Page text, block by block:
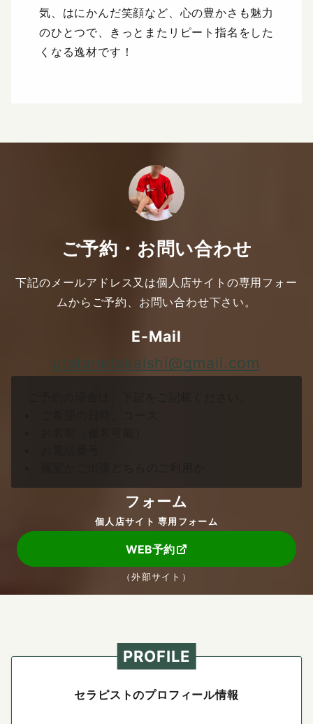
気、はにかんだ笑顔など、心の豊かさも魅力
のひとつで、きっとまたリピート指名をした
くなる逸材です！
ご予約・お問い合わせ
下記のメールアドレス又は個人店サイトの専用フォー
ムからご予約、お問い合わせ下さい。
E-Mail
utatanetakaishi@gmail.com
フォーム
個人店サイト 専用フォーム
WEB予約
（外部サイト）
PROFILE
セラピストのプロフィール情報